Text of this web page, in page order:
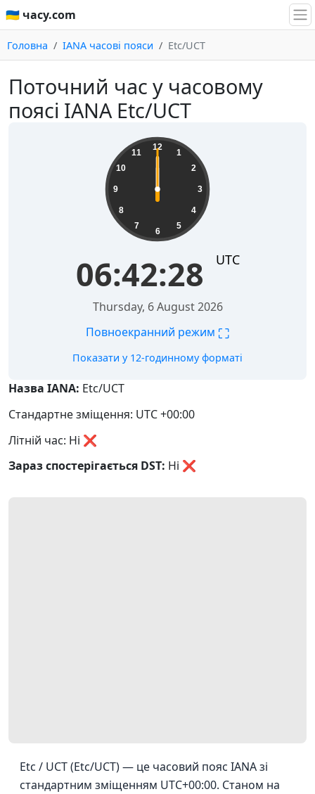
🇺🇦 часу.com
Головна IANA часові пояси Etc/UCT
Поточний час у часовому
поясі IANA Etc/UCT
12
1
2
3
4
5
6
7
8
9
10
11
06:42:28 UTC
Thursday, 6 August 2026
Повноекранний режим ⛶
Показати у 12-годинному форматі
Назва IANA: Etc/UCT
Стандартне зміщення: UTC +00:00
Літній час: Ні ❌
Зараз спостерігається DST: Ні ❌
Etc / UCT (Etc/UCT) — це часовий пояс IANA зі
стандартним зміщенням UTC+00:00. Станом на